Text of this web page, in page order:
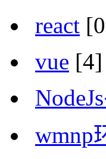
react
vue [4]
wmnp